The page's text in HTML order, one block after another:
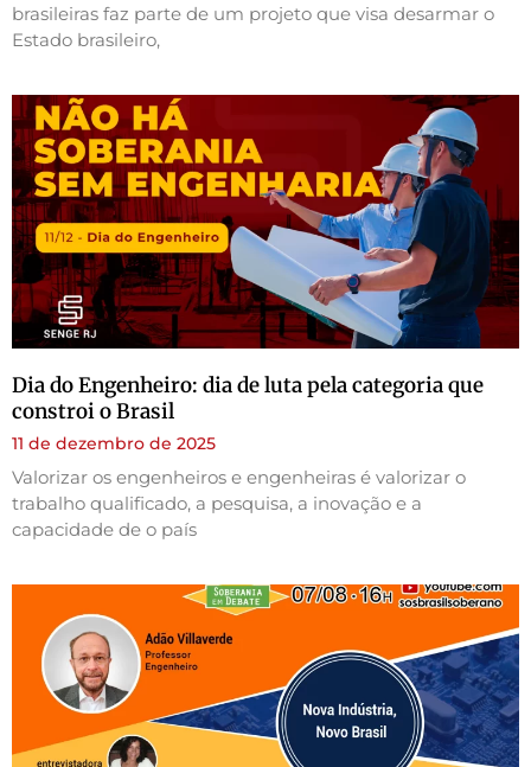
brasileiras faz parte de um projeto que visa desarmar o
Estado brasileiro,
Dia do Engenheiro: dia de luta pela categoria que
constroi o Brasil
11 de dezembro de 2025
Valorizar os engenheiros e engenheiras é valorizar o
trabalho qualificado, a pesquisa, a inovação e a
capacidade de o país